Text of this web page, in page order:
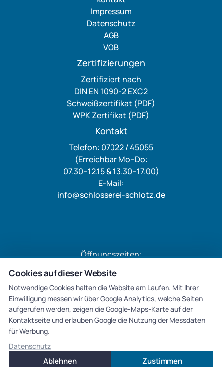
Impressum
Datenschutz
AGB
VOB
Zertifizierungen
Zertifiziert nach
DIN EN 1090-2 EXC2
Schweißzertifikat (PDF)
WPK Zertifikat (PDF)
Kontakt
Telefon: 07022 / 45055
(Erreichbar Mo–Do:
07.30–12.15 & 13.30–17.00)
E-Mail:
info@schlosserei-schlotz.de
Öffnungszeiten:
Di: 07.30 – 12.15 & 13.30 – 17 Uhr
Do: 13.30 – 17.00 Uhr
Mi & Fr: geschlossen
Cookies auf dieser Website
Notwendige Cookies halten die Website am Laufen. Mit Ihrer
Einwilligung messen wir über Google Analytics, welche Seiten
aufgerufen werden, zeigen die Google-Maps-Karte auf der
Kontaktseite und erlauben Google die Nutzung der Messdaten
für Werbung.
Datenschutz
Ablehnen Zustimmen